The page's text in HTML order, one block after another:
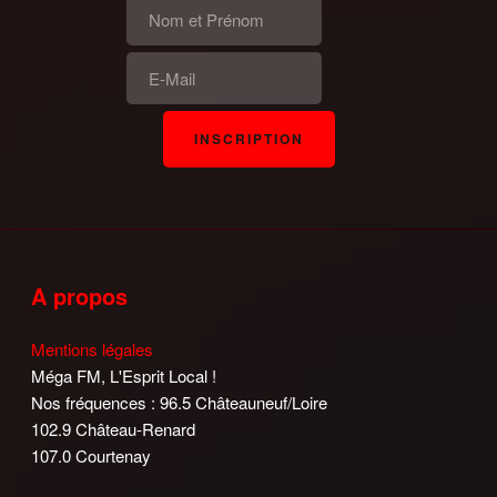
A propos
Mentions légales
Méga FM, L'Esprit Local !
Nos fréquences : 96.5 Châteauneuf/Loire
102.9 Château-Renard
107.0 Courtenay